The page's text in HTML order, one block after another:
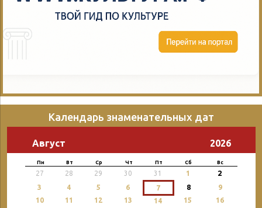
Календарь знаменательных дат
Август 2026
Пн Вт Ср Чт Пт Сб Вс
27 28 29 30 31 1 2
3 4 5 6 7 8
9
10
11 12 13 14 15
16